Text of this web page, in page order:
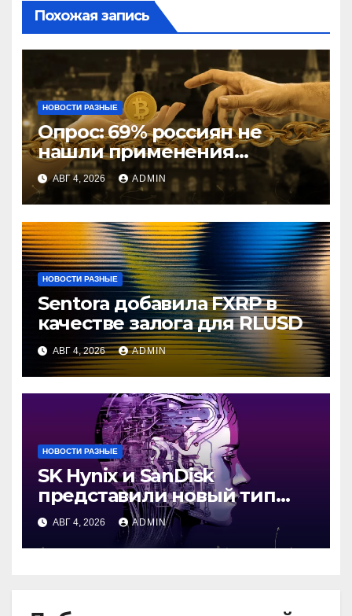
Похожая запись
НОВОСТИ РАЗНЫЕ
Опрос: 69% россиян не
нашли применения
криптовалютам
АВГ 4, 2026 ADMIN
НОВОСТИ РАЗНЫЕ
Sentora добавила FXRP в
качестве залога для RLUSD
АВГ 4, 2026 ADMIN
НОВОСТИ РАЗНЫЕ
SK Hynix и SanDisk
представили новый тип
промежуточной памяти
АВГ 4, 2026 ADMIN